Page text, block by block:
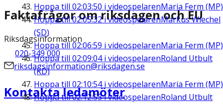
Hoppa till 02:03:50 i videospelarenMaria Ferm (MP)
Hoppa till02:05:32i videospelarenMarkus Wiechel
(SD)
Hoppa till02:06:59 i videospelarenMaria Ferm (MP)
Hoppa till 02:09:04i videospelarenRoland Utbult
(KD)
Hoppa till 02:10:54i videospelarenMaria Ferm (MP)
Hoppa till02:12:53i videospelarenRoland Utbult
Faktafrågor om riksdagen och EU
Riksdagsinformation
020-349 000
riksdagsinformation@riksdagen.se
Kontakta ledamöter